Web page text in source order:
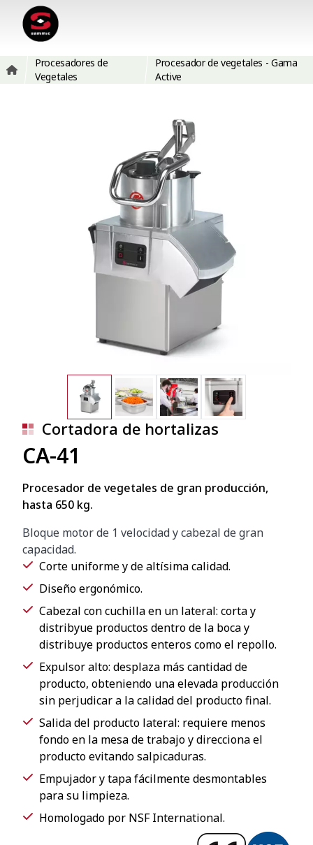
Procesadores de
Vegetales
Procesador de vegetales - Gama
Active
Cortadora de hortalizas
CA-41
Procesador de vegetales de gran producción,
hasta 650 kg.
Bloque motor de 1 velocidad y cabezal de gran
capacidad.
Corte uniforme y de altísima calidad.
Diseño ergonómico.
Cabezal con cuchilla en un lateral: corta y
distribyue productos dentro de la boca y
distribuye productos enteros como el repollo.
Expulsor alto: desplaza más cantidad de
producto, obteniendo una elevada producción
sin perjudicar a la calidad del producto final.
Salida del producto lateral: requiere menos
fondo en la mesa de trabajo y direcciona el
producto evitando salpicaduras.
Empujador y tapa fácilmente desmontables
para su limpieza.
Homologado por NSF International.